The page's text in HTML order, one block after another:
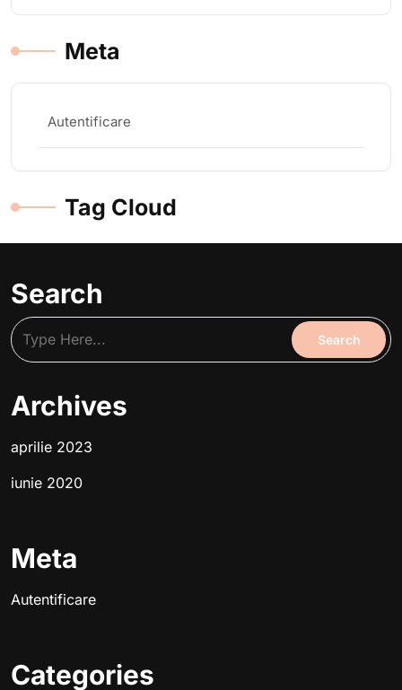
Meta
Autentificare
Tag Cloud
Search
Archives
aprilie 2023
iunie 2020
Meta
Autentificare
Categories